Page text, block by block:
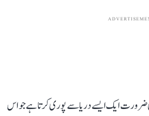
ضرورت ایک ایسے دریا سے پوری کرتا ہے جو اس